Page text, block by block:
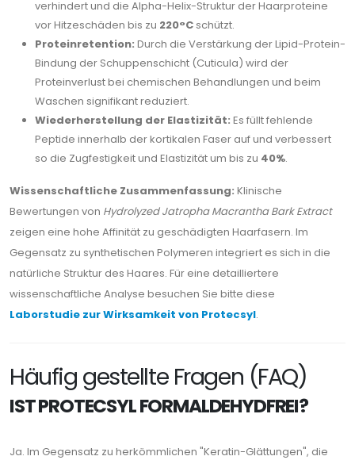
verhindert und die Alpha-Helix-Struktur der Haarproteine
vor Hitzeschäden bis zu 220°C schützt.
Proteinretention: Durch die Verstärkung der Lipid-Protein-
Bindung der Schuppenschicht (Cuticula) wird der
Proteinverlust bei chemischen Behandlungen und beim
Waschen signifikant reduziert.
Wiederherstellung der Elastizität: Es füllt fehlende
Peptide innerhalb der kortikalen Faser auf und verbessert
so die Zugfestigkeit und Elastizität um bis zu 40%.
Wissenschaftliche Zusammenfassung: Klinische
Bewertungen von Hydrolyzed Jatropha Macrantha Bark Extract
zeigen eine hohe Affinität zu geschädigten Haarfasern. Im
Gegensatz zu synthetischen Polymeren integriert es sich in die
natürliche Struktur des Haares. Für eine detailliertere
wissenschaftliche Analyse besuchen Sie bitte diese
Laborstudie zur Wirksamkeit von Protecsyl.
Häufig gestellte Fragen (FAQ)
IST PROTECSYL FORMALDEHYDFREI?
Ja. Im Gegensatz zu herkömmlichen "Keratin-Glättungen", die